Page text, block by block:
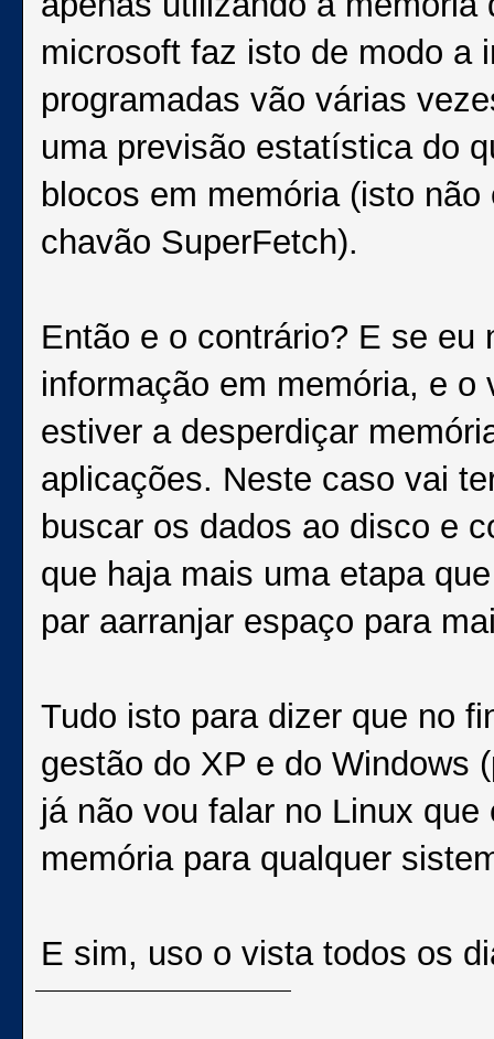
microsoft faz isto de modo a
programadas vão várias
uma previsão estatística do
blocos em memória (isto
chavão SuperFetch).
Então e o contrário? E se eu
informação em memória, e
estiver a desperdiçar
aplicações. Neste caso vai
buscar os dados ao disco e
que haja mais uma etapa
par aarranjar espaço para
Tudo isto para dizer que no
gestão do XP e do Windows
já não vou falar no Linux
memória para qualquer
E sim, uso o vista todos os